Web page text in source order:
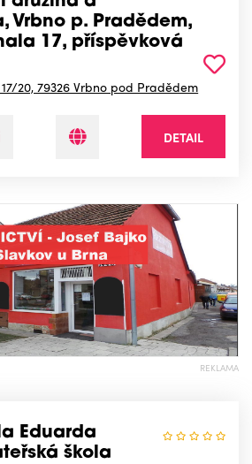
Vrbno p. Pradědem,
17, příspěvková
20, 79326 Vrbno pod Pradědem
DETAIL
REKLAMA
Eduarda
škola